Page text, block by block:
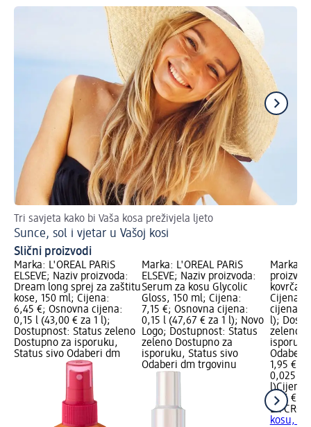
Tri savjeta kako bi Vaša kosa preživjela ljeto
Sunce, sol i vjetar u Vašoj kosi
Slični proizvodi
Marka: L'ORÉAL PARiS
ELSEVE; Naziv proizvoda:
Dream long sprej za zaštitu
kose, 150 ml; Cijena:
6,45 €; Osnovna cijena:
0,15 l (43,00 € za 1 l);
Dostupnost: Status zeleno
Dostupno za isporuku,
Status sivo Odaberi dm
Marka: L'ORÉAL PARiS
ELSEVE; Naziv proizvoda:
Serum za kosu Glycolic
Gloss, 150 ml; Cijena:
7,15 €; Osnovna cijena:
0,15 l (47,67 € za 1 l); Novo
Logo; Dostupnost: Status
zeleno Dostupno za
isporuku, Status sivo
Odaberi dm trgovinu
Marka:
Cijena:
cijena:
l);
zeleno
Odaberi
1,95 €
0,025 l
l)Cijena
1,95 €
LA CROA
kosu,